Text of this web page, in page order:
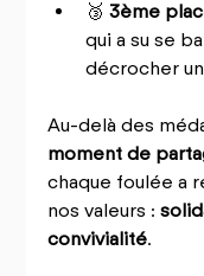
🥉 3ème
qui a su se
décrocher
Au-delà des
moment de
chaque foulée a
nos valeurs :
convivialité.